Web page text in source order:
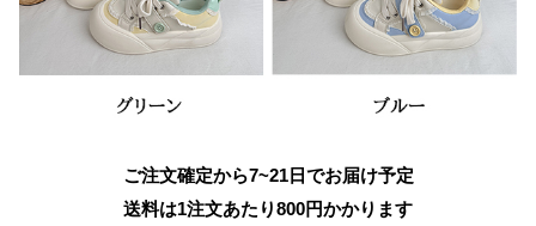
ご注文確定から7~21日でお届け予定
送料は1注文あたり800円かかります